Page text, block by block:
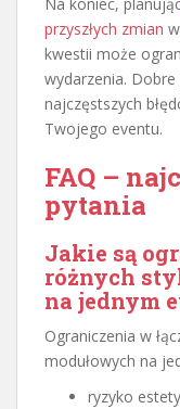
Na koniec,
przyszłych zmian
kwestii może
wydarzenia.
najczęstszych
Twojego eventu.
FAQ –
pytania
Jakie są
różnych
na jednym
Ograniczenia w
modułowych na
ryzyko